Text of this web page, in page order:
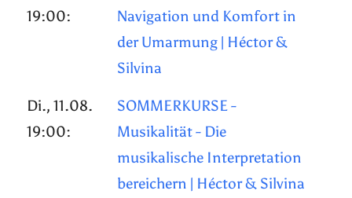
19:00:
Navigation und Komfort in
der Umarmung | Héctor &
Silvina
Di., 11.08.
19:00:
SOMMERKURSE -
Musikalität - Die
musikalische Interpretation
bereichern | Héctor & Silvina